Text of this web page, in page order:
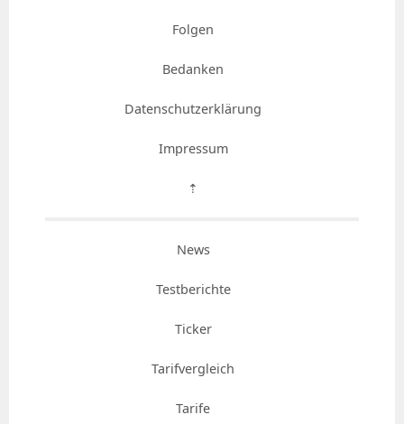
Folgen
Bedanken
Datenschutzerklärung
Impressum
⇡
News
Testberichte
Ticker
Tarifvergleich
Tarife